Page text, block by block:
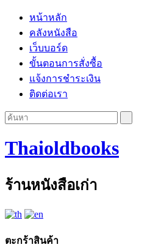
หน้าหลัก
คลังหนังสือ
เว็บบอร์ด
ขั้นตอนการสั่งซื้อ
แจ้งการชำระเงิน
ติดต่อเรา
Thaioldbooks
ร้านหนังสือเก่า
ตะกร้าสินค้า